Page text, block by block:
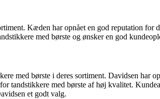
Kæden har opnået en god reputation for
med børste og ønsker en god
med børste i deres sortiment. Davidsen har
tandstikkere med børste af høj kvalitet.
et godt valg.